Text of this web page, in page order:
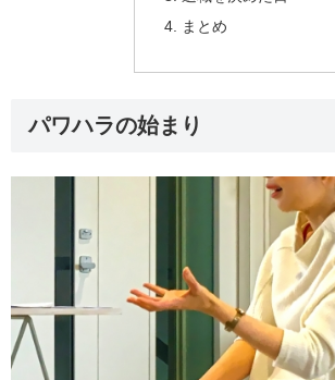
まとめ
パワハラの始まり